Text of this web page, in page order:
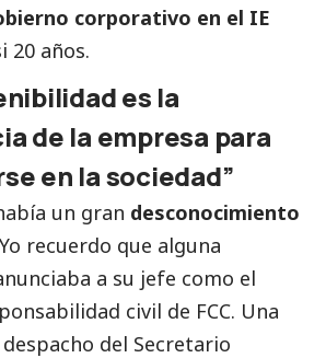
corporativo en el IE
20 años.
es la
de la empresa para
en la sociedad”
un gran desconocimiento
recuerdo que alguna
a su jefe como el
civil de FCC. Una
del Secretario